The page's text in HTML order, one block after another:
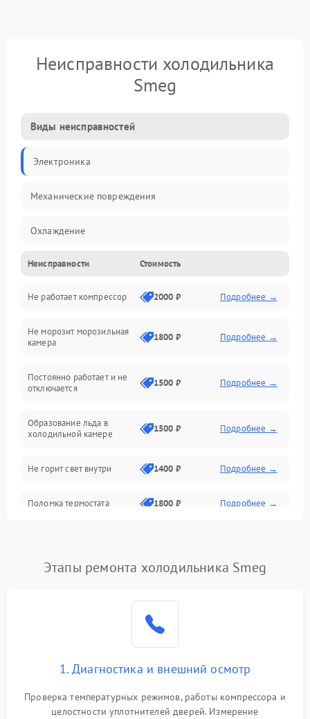
Неисправности холодильника
Smeg
Виды неисправностей
Электроника
Механические повреждения
Охлаждение
Механика
Электропитание
Дренаж
Неисправности Стоимость
Не работает компрессор 2000 ₽ Подробнее →
Не морозит морозильная
камера
1800 ₽ Подробнее →
Постоянно работает и не
отключается
1500 ₽ Подробнее →
Образование льда в
холодильной камере
1500 ₽ Подробнее →
Не горит свет внутри 1400 ₽ Подробнее →
Поломка термостата 1800 ₽ Подробнее →
Поломка системы No Frost 2600 ₽ Подробнее →
работе
2000 ₽ Подробнее →
Этапы ремонта холодильника Smeg
1. Диагностика и внешний осмотр
Проверка температурных режимов, работы компрессора и
целостности уплотнителей дверей. Измерение